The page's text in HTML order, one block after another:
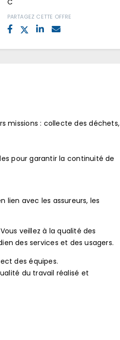
C
PARTAGEZ CETTE OFFRE
missions : collecte des déchets,
pour garantir la continuité de
lien avec les assureurs, les
veillez à la qualité des
des services et des usagers.
des équipes.
du travail réalisé et